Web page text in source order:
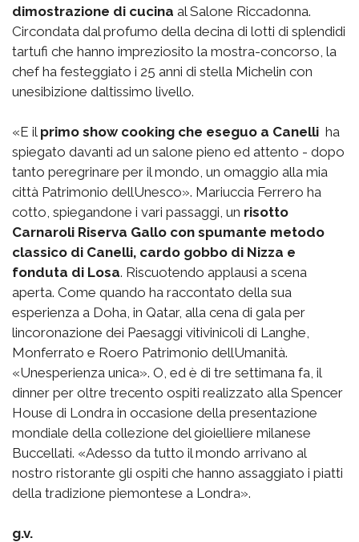
dimostrazione di cucina al Salone Riccadonna.
Circondata dal profumo della decina di lotti di splendidi
tartufi che hanno impreziosito la mostra-concorso, la
chef ha festeggiato i 25 anni di stella Michelin con
unesibizione daltissimo livello.
«E il primo show cooking che eseguo a Canelli  ha
spiegato davanti ad un salone pieno ed attento - dopo
tanto peregrinare per il mondo, un omaggio alla mia
città Patrimonio dellUnesco». Mariuccia Ferrero ha
cotto, spiegandone i vari passaggi, un risotto
Carnaroli Riserva Gallo con spumante metodo
classico di Canelli, cardo gobbo di Nizza e
fonduta di Losa. Riscuotendo applausi a scena
aperta. Come quando ha raccontato della sua
esperienza a Doha, in Qatar, alla cena di gala per
lincoronazione dei Paesaggi vitivinicoli di Langhe,
Monferrato e Roero Patrimonio dellUmanità.
«Unesperienza unica». O, ed è di tre settimana fa, il
dinner per oltre trecento ospiti realizzato alla Spencer
House di Londra in occasione della presentazione
mondiale della collezione del gioielliere milanese
Buccellati. «Adesso da tutto il mondo arrivano al
nostro ristorante gli ospiti che hanno assaggiato i piatti
della tradizione piemontese a Londra».
g.v.